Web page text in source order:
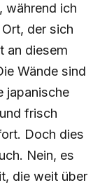
während ich
der sich
an diesem
Wände sind
japanische
frisch
Doch dies
Nein, es
die weit über